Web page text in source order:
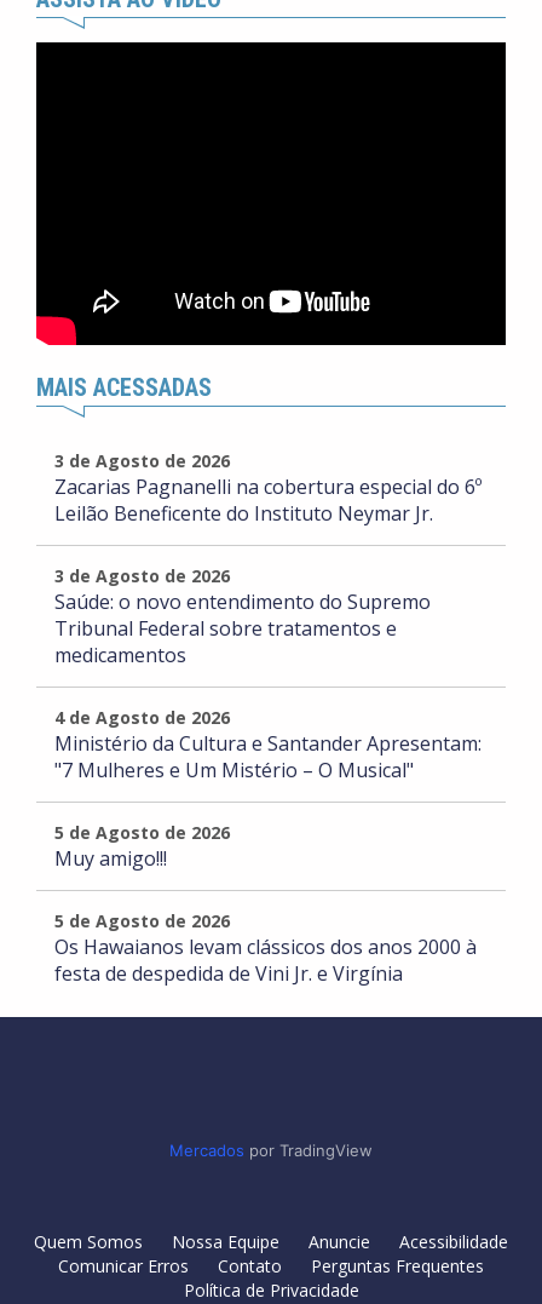
MAIS ACESSADAS
3 de Agosto de 2026
Zacarias Pagnanelli na cobertura especial do 6º
Leilão Beneficente do Instituto Neymar Jr.
3 de Agosto de 2026
Saúde: o novo entendimento do Supremo
Tribunal Federal sobre tratamentos e
medicamentos
4 de Agosto de 2026
Ministério da Cultura e Santander Apresentam:
"7 Mulheres e Um Mistério – O Musical"
5 de Agosto de 2026
Muy amigo!!!
5 de Agosto de 2026
Os Hawaianos levam clássicos dos anos 2000 à
festa de despedida de Vini Jr. e Virgínia
Mercados por TradingView
Quem Somos Nossa Equipe Anuncie
Acessibilidade
Comunicar Erros
Contato
Perguntas Frequentes
Política de Privacidade